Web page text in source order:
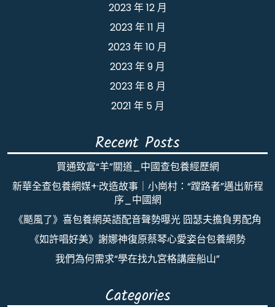
2023 年 12 月
2023 年 11 月
2023 年 10 月
2023 年 9 月
2023 年 8 月
2021 年 5 月
Recent Posts
買通致富“羊”關道_中國查包養經歷網
新華全查包養網媒+·改造故事｜小崗村：“蹚路者”邁出新程
序_中國網
《颳風了》喜包養網英語配音聲勢曝光 囧瑟夫擔負男配角
《如許唱好美》謝娜神復原蔡琴心愛姿台包養網勢
我們為何需求“學在找九宮格講座船山”
Categories